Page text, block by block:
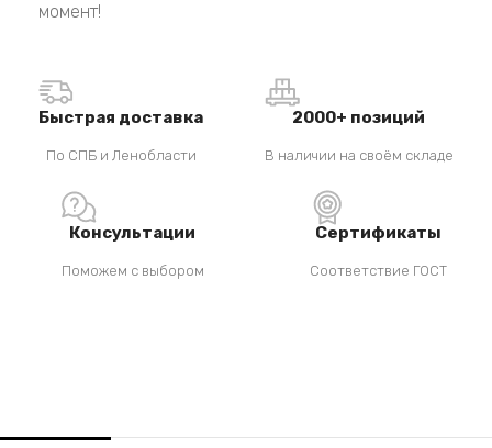
момент!
Быстрая доставка
По СПБ и Ленобласти
2000+ позиций
В наличии на своём складе
Консультации
Поможем с выбором
Сертификаты
Соответствие ГОСТ